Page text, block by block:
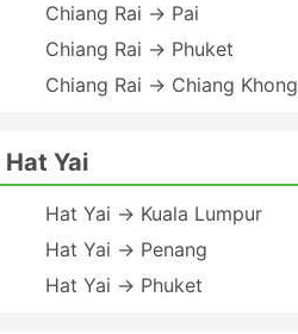
Chiang Rai → Pai
Chiang Rai → Phuket
Chiang Rai → Chiang Khong
Yai
Hat Yai → Kuala Lumpur
Hat Yai → Penang
Hat Yai → Phuket